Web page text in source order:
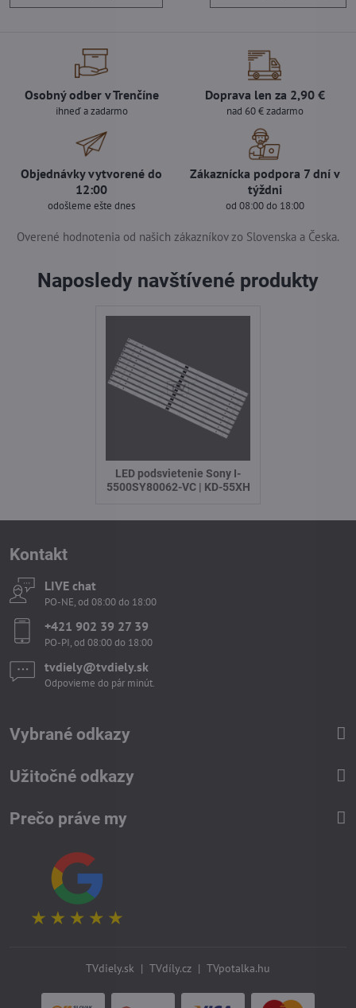
Osobný odber v Trenčíne
ihneď a zadarmo
Doprava len za 2,90 €
nad 60 € zadarmo
Objednávky vytvorené do
12:00
odošleme ešte dnes
Zákaznícka podpora 7 dní v
týždni
od 08:00 do 18:00
Overené hodnotenia od našich zákazníkov zo Slovenska a Česka.
Naposledy navštívené produkty
LED podsvietenie Sony I-
5500SY80062-VC | KD-55XH
Kontakt
LIVE chat
PO-NE, od 08:00 do 18:00
+421 902 39 27 39
PO-PI, od 08:00 do 18:00
tvdiely​​@tvdiely​​.sk
Odpovieme do pár minút.
Vybrané odkazy
Užitočné odkazy
Prečo práve my
TVdiely.sk | TVdíly.cz | TVpotalka.hu